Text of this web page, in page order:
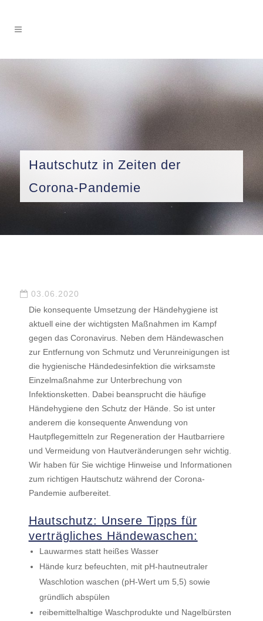
Hautschutz in Zeiten der
Corona-Pandemie
03.06.2020
Die konsequente Umsetzung der Händehygiene ist
aktuell eine der wichtigsten Maßnahmen im Kampf
gegen das Coronavirus. Neben dem Händewaschen
zur Entfernung von Schmutz und Verunreinigungen ist
die hygienische Händedesinfektion die wirksamste
Einzelmaßnahme zur Unterbrechung von
Infektionsketten. Dabei beansprucht die häufige
Händehygiene den Schutz der Hände. So ist unter
anderem die konsequente Anwendung von
Hautpflegemitteln zur Regeneration der Hautbarriere
und Vermeidung von Hautveränderungen sehr wichtig.
Wir haben für Sie wichtige Hinweise und Informationen
zum richtigen Hautschutz während der Corona-
Pandemie aufbereitet.
Hautschutz: Unsere Tipps für
verträgliches Händewaschen:
Lauwarmes statt heißes Wasser
Hände kurz befeuchten, mit pH-hautneutraler
Waschlotion waschen (pH-Wert um 5,5) sowie
gründlich abspülen
reibemittelhaltige Waschprodukte und Nagelbürsten